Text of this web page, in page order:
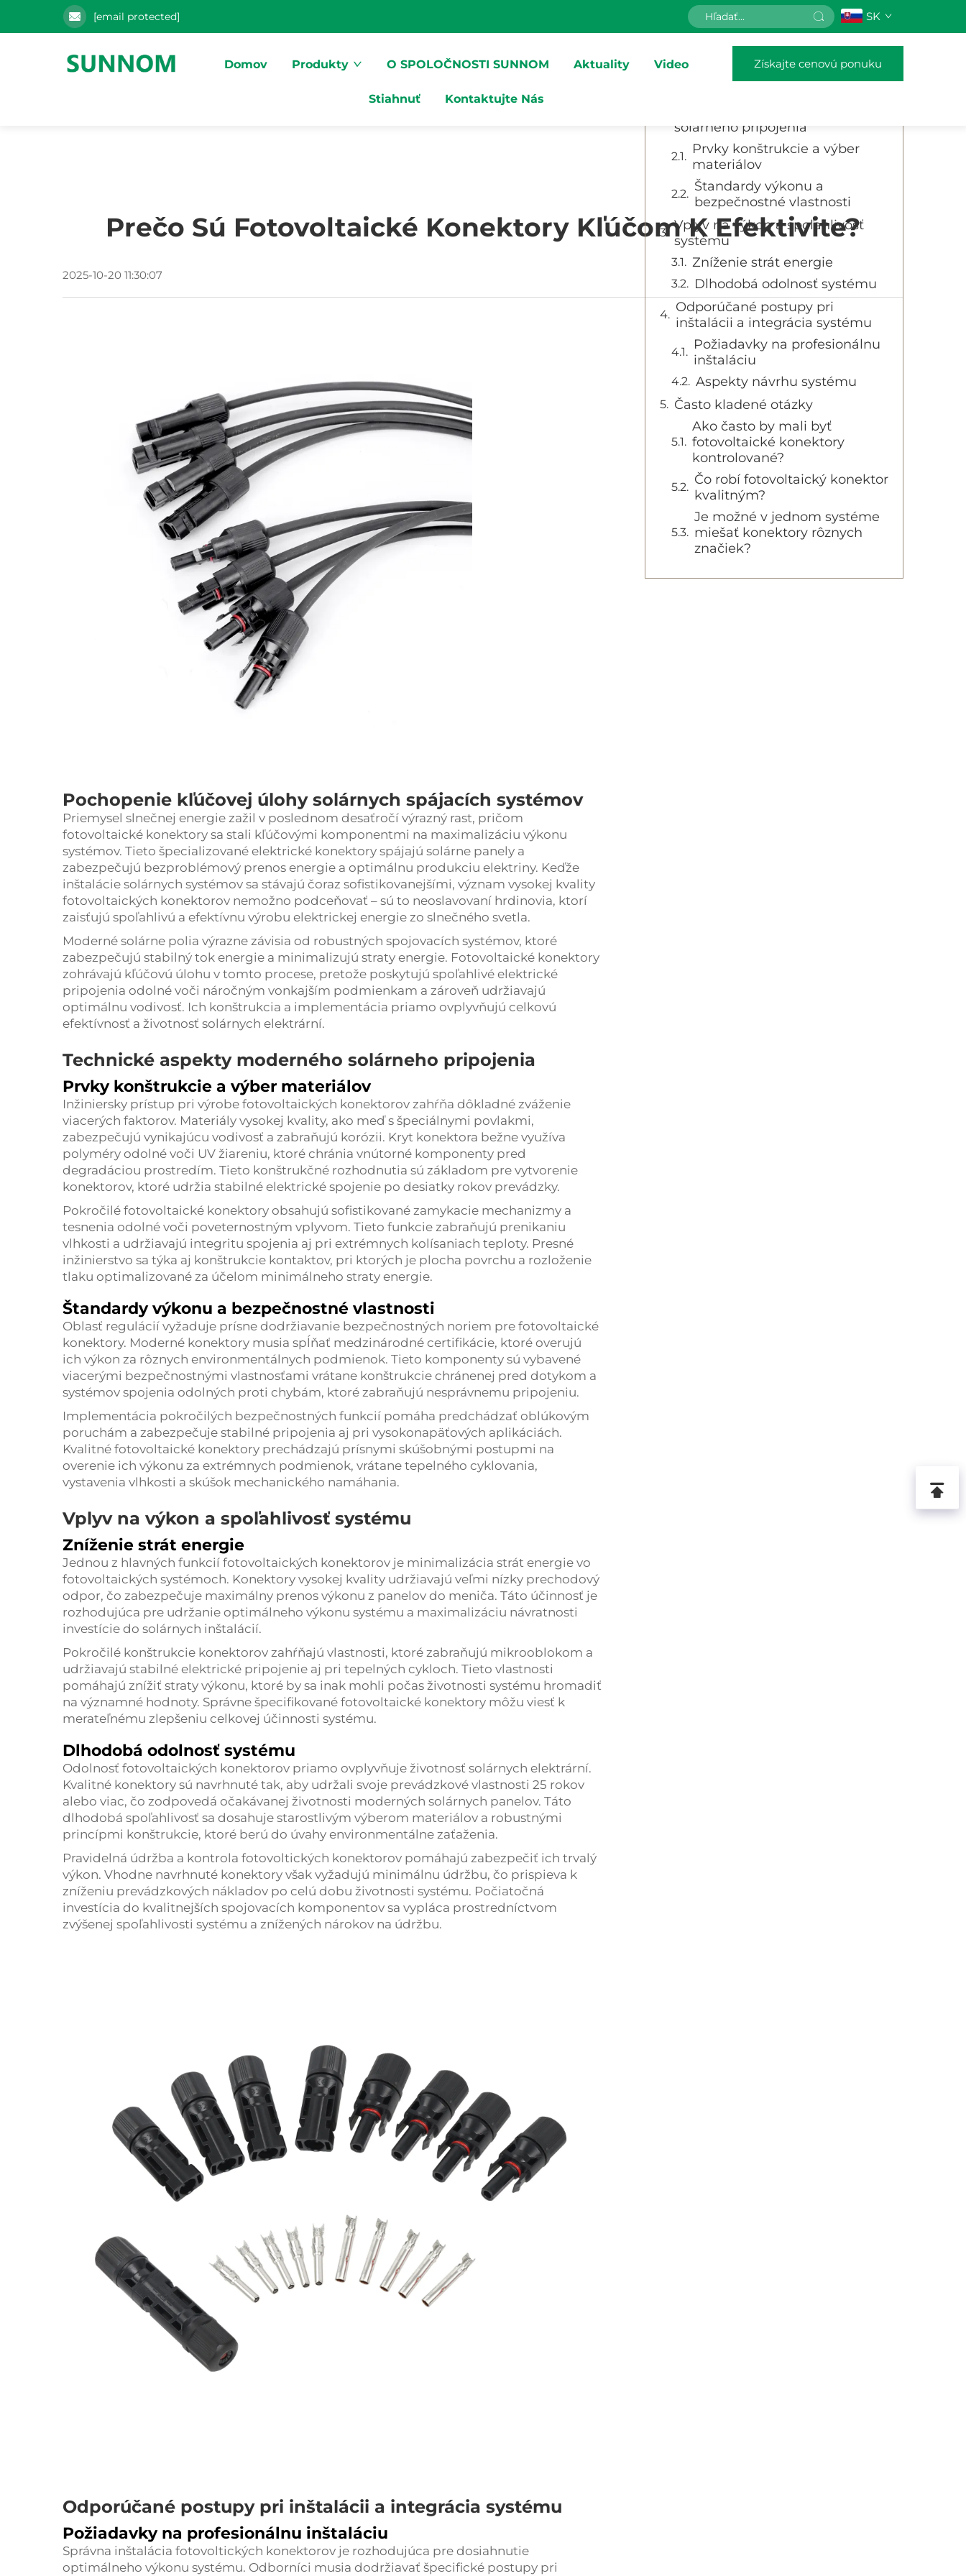
[email protected] SK
Domov Produkty O SPOLOČNOSTI SUNNOM Aktuality Video
Stiahnuť Kontaktujte Nás
Získajte cenovú ponuku
Prečo Sú Fotovoltaické Konektory Kľúčom K Efektivite?
2025-10-20 11:30:07
Pochopenie kľúčovej úlohy solárnych spájacích systémov
Priemysel slnečnej energie zažil v poslednom desaťročí výrazný rast, pričom
fotovoltaické konektory sa stali kľúčovými komponentmi na maximalizáciu výkonu
systémov. Tieto špecializované elektrické konektory spájajú solárne panely a
zabezpečujú bezproblémový prenos energie a optimálnu produkciu elektriny. Keďže
inštalácie solárnych systémov sa stávajú čoraz sofistikovanejšími, význam vysokej kvality
fotovoltaických konektorov nemožno podceňovať – sú to neoslavovaní hrdinovia, ktorí
zaisťujú spoľahlivú a efektívnu výrobu elektrickej energie zo slnečného svetla.
Moderné solárne polia výrazne závisia od robustných spojovacích systémov, ktoré
zabezpečujú stabilný tok energie a minimalizujú straty energie. Fotovoltaické konektory
zohrávajú kľúčovú úlohu v tomto procese, pretože poskytujú spoľahlivé elektrické
pripojenia odolné voči náročným vonkajším podmienkam a zároveň udržiavajú
optimálnu vodivosť. Ich konštrukcia a implementácia priamo ovplyvňujú celkovú
efektívnosť a životnosť solárnych elektrární.
Technické aspekty moderného solárneho pripojenia
Prvky konštrukcie a výber materiálov
Inžiniersky prístup pri výrobe fotovoltaických konektorov zahŕňa dôkladné zváženie
viacerých faktorov. Materiály vysokej kvality, ako meď s špeciálnymi povlakmi,
zabezpečujú vynikajúcu vodivosť a zabraňujú korózii. Kryt konektora bežne využíva
polyméry odolné voči UV žiareniu, ktoré chránia vnútorné komponenty pred
degradáciou prostredím. Tieto konštrukčné rozhodnutia sú základom pre vytvorenie
konektorov, ktoré udržia stabilné elektrické spojenie po desiatky rokov prevádzky.
Pokročilé fotovoltaické konektory obsahujú sofistikované zamykacie mechanizmy a
tesnenia odolné voči poveternostným vplyvom. Tieto funkcie zabraňujú prenikaniu
vlhkosti a udržiavajú integritu spojenia aj pri extrémnych kolísaniach teploty. Presné
inžinierstvo sa týka aj konštrukcie kontaktov, pri ktorých je plocha povrchu a rozloženie
tlaku optimalizované za účelom minimálneho straty energie.
Štandardy výkonu a bezpečnostné vlastnosti
Oblasť regulácií vyžaduje prísne dodržiavanie bezpečnostných noriem pre fotovoltaické
konektory. Moderné konektory musia spĺňať medzinárodné certifikácie, ktoré overujú
ich výkon za rôznych environmentálnych podmienok. Tieto komponenty sú vybavené
viacerými bezpečnostnými vlastnosťami vrátane konštrukcie chránenej pred dotykom a
systémov spojenia odolných proti chybám, ktoré zabraňujú nesprávnemu pripojeniu.
Implementácia pokročilých bezpečnostných funkcií pomáha predchádzať oblúkovým
poruchám a zabezpečuje stabilné pripojenia aj pri vysokonapäťových aplikáciách.
Kvalitné fotovoltaické konektory prechádzajú prísnymi skúšobnými postupmi na
overenie ich výkonu za extrémnych podmienok, vrátane tepelného cyklovania,
vystavenia vlhkosti a skúšok mechanického namáhania.
Vplyv na výkon a spoľahlivosť systému
Zníženie strát energie
Jednou z hlavných funkcií fotovoltaických konektorov je minimalizácia strát energie vo
fotovoltaických systémoch. Konektory vysokej kvality udržiavajú veľmi nízky prechodový
odpor, čo zabezpečuje maximálny prenos výkonu z panelov do meniča. Táto účinnosť je
rozhodujúca pre udržanie optimálneho výkonu systému a maximalizáciu návratnosti
investície do solárnych inštalácií.
Pokročilé konštrukcie konektorov zahŕňajú vlastnosti, ktoré zabraňujú mikrooblokom a
udržiavajú stabilné elektrické pripojenie aj pri tepelných cykloch. Tieto vlastnosti
pomáhajú znížiť straty výkonu, ktoré by sa inak mohli počas životnosti systému hromadiť
na významné hodnoty. Správne špecifikované fotovoltaické konektory môžu viesť k
merateľnému zlepšeniu celkovej účinnosti systému.
Dlhodobá odolnosť systému
Odolnosť fotovoltaických konektorov priamo ovplyvňuje životnosť solárnych elektrární.
Kvalitné konektory sú navrhnuté tak, aby udržali svoje prevádzkové vlastnosti 25 rokov
alebo viac, čo zodpovedá očakávanej životnosti moderných solárnych panelov. Táto
dlhodobá spoľahlivosť sa dosahuje starostlivým výberom materiálov a robustnými
princípmi konštrukcie, ktoré berú do úvahy environmentálne zaťaženia.
Pravidelná údržba a kontrola fotovoltických konektorov pomáhajú zabezpečiť ich trvalý
výkon. Vhodne navrhnuté konektory však vyžadujú minimálnu údržbu, čo prispieva k
zníženiu prevádzkových nákladov po celú dobu životnosti systému. Počiatočná
investícia do kvalitnejších spojovacích komponentov sa vypláca prostredníctvom
zvýšenej spoľahlivosti systému a znížených nárokov na údržbu.
Odporúčané postupy pri inštalácii a integrácia systému
Požiadavky na profesionálnu inštaláciu
Správna inštalácia fotovoltických konektorov je rozhodujúca pre dosiahnutie
optimálneho výkonu systému. Odborníci musia dodržiavať špecifické postupy pri
Obsah
Pochopenie kľúčovej úlohy
solárneho pripojenia
Prvky konštrukcie a výber
materiálov
Štandardy výkonu a
bezpečnostné vlastnosti
Vplyv na výkon a spoľahlivosť
systému
Zníženie strát energie
Dlhodobá odolnosť systému
Odporúčané postupy pri
inštalácii a integrácia systému
Požiadavky na profesionálnu
inštaláciu
Aspekty návrhu systému
Často kladené otázky
Ako často by mali byť
fotovoltaické konektory
kontrolované?
Čo robí fotovoltaický konektor
kvalitným?
Je možné v jednom systéme
miešať konektory rôznych
značiek?